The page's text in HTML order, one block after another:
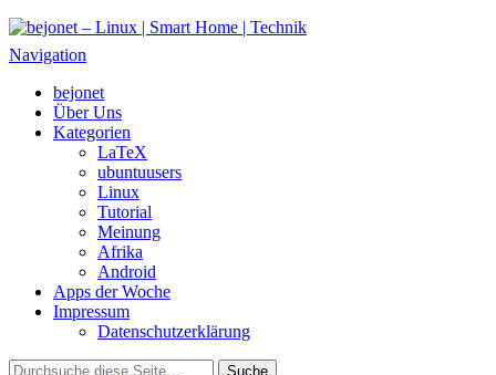
bejonet – Linux | Smart Home | Technik
Das Blog über Technik, Linux und Smart Home
Navigation
bejonet
Über Uns
Kategorien
LaTeX
ubuntuusers
Linux
Tutorial
Meinung
Afrika
Android
Apps der Woche
Impressum
Datenschutzerklärung